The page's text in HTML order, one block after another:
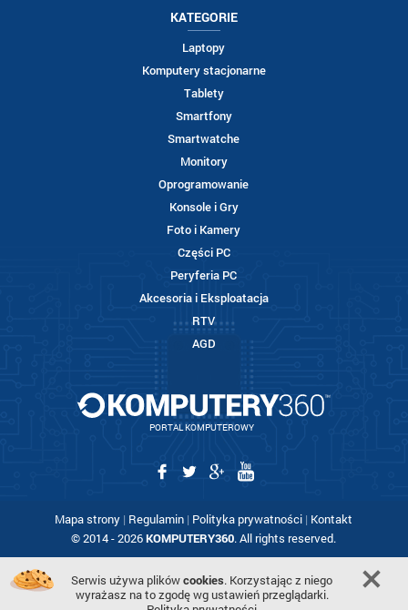
KATEGORIE
Laptopy
Komputery stacjonarne
Tablety
Smartfony
Smartwatche
Monitory
Oprogramowanie
Konsole i Gry
Foto i Kamery
Części PC
Peryferia PC
Akcesoria i Eksploatacja
RTV
AGD
PORTAL KOMPUTEROWY
Mapa strony | Regulamin | Polityka prywatności | Kontakt
© 2014 - 2026KOMPUTERY360. All rights reserved.
Serwis używa plikówcookies. Korzystając z niego
wyrażasz na to zgodę wg ustawień przeglądarki.